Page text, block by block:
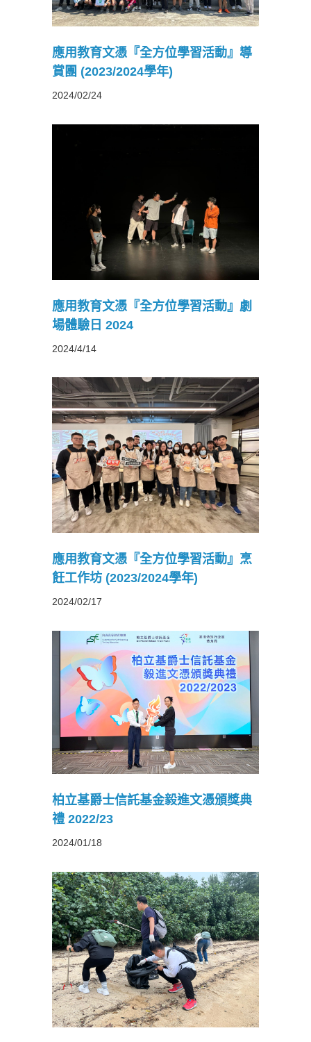
應用教育文憑『全方位學習活動』導
賞團 (2023/2024學年)
2024/02/24
應用教育文憑『全方位學習活動』劇
場體驗日 2024
2024/4/14
應用教育文憑『全方位學習活動』烹
飪工作坊 (2023/2024學年)
2024/02/17
柏立基爵士信託基金毅進文憑頒獎典
禮 2022/23
2024/01/18